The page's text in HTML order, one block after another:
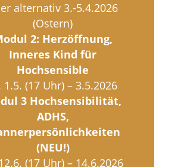
alternativ 3.-5.4.2026
(Ostern)
2: Herzöffnung,
Inneres Kind für
Hochsensible
1.5. (17 Uhr) – 3.5.2026
3 Hochsensibilität,
ADHS,
(NEU!)
(17 Uhr) – 14.6.2026